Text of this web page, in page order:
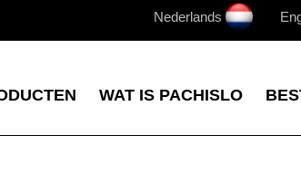
Nederlands
WAT IS PACHISLO